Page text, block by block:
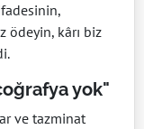
ödeyin, kârı biz
yok"
ve tazminat